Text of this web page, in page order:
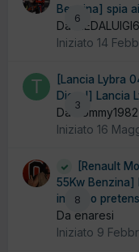
6
Benzina] spia
Da
Iniziato 14
3
[Lancia Lybra
Diesel] Lancia
Da Tommy1982
Iniziato 16
8
[Renault
55Kw Benzina]
innesco
Da enaresi
Iniziato 9